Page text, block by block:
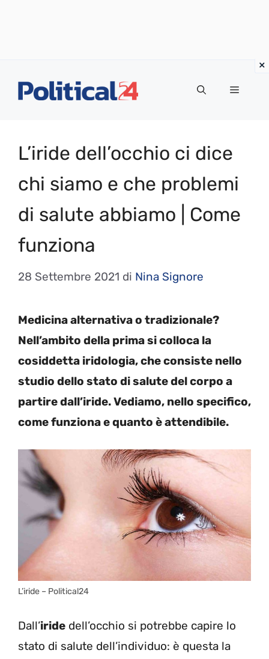
Menu
L’iride dell’occhio ci dice
chi siamo e che problemi
di salute abbiamo | Come
funziona
28 Settembre 2021 di Nina Signore
Medicina alternativa o tradizionale?
Nell’ambito della prima si colloca la
cosiddetta iridologia, che consiste nello
studio dello stato di salute del corpo a
partire dall’iride. Vediamo, nello specifico,
come funziona e quanto è attendibile.
L’iride – Political24
Dall’iride dell’occhio si potrebbe capire lo
stato di salute dell’individuo: è questa la